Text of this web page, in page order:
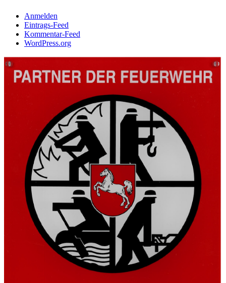
Anmelden
Eintrags-Feed
Kommentar-Feed
WordPress.org